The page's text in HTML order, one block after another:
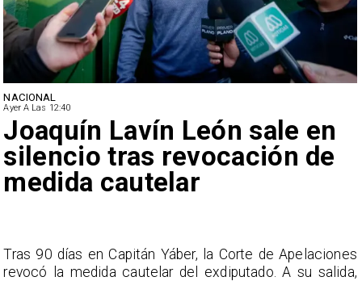
NACIONAL
Ayer A Las 12:40
Joaquín Lavín León sale en
silencio tras revocación de
medida cautelar
Tras 90 días en Capitán Yáber, la Corte de Apelaciones
revocó la medida cautelar del exdiputado. A su salida,